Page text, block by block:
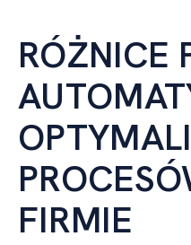
RÓŻNICE
FIRMIE